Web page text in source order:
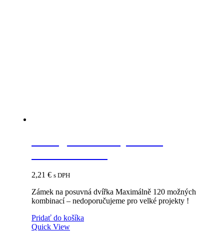
2,21 € s DPH
Zámek na posuvná dvířka Maximálně 120 možných
kombinací – nedoporučujeme pro velké projekty !
Pridať do košíka
Quick View